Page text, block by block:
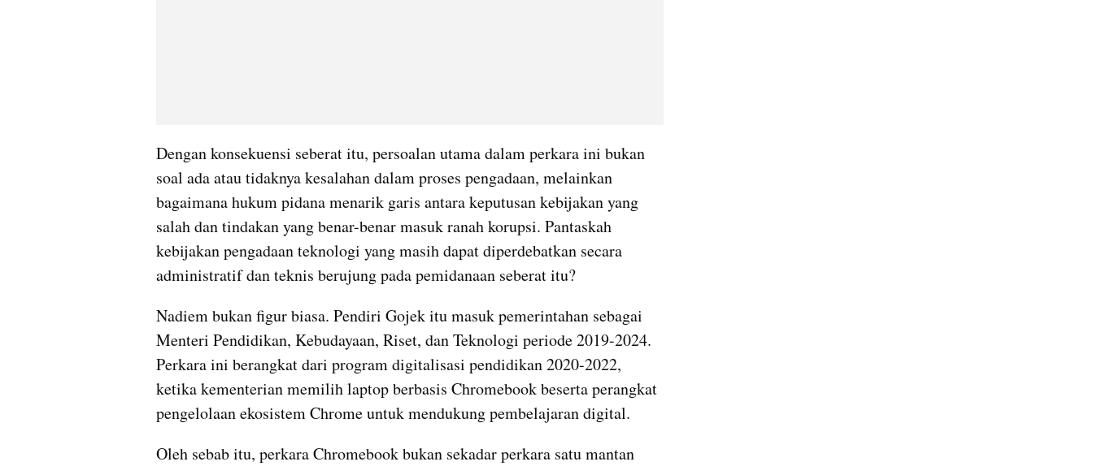
Dengan konsekuensi seberat itu, persoalan utama dalam perkara ini bukan
soal ada atau tidaknya kesalahan dalam proses pengadaan, melainkan
bagaimana hukum pidana menarik garis antara keputusan kebijakan yang
salah dan tindakan yang benar-benar masuk ranah korupsi. Pantaskah
kebijakan pengadaan teknologi yang masih dapat diperdebatkan secara
administratif dan teknis berujung pada pemidanaan seberat itu?
Nadiem bukan figur biasa. Pendiri Gojek itu masuk pemerintahan sebagai
Menteri Pendidikan, Kebudayaan, Riset, dan Teknologi periode 2019-2024.
Perkara ini berangkat dari program digitalisasi pendidikan 2020-2022,
ketika kementerian memilih laptop berbasis Chromebook beserta perangkat
pengelolaan ekosistem Chrome untuk mendukung pembelajaran digital.
Oleh sebab itu, perkara Chromebook bukan sekadar perkara satu mantan